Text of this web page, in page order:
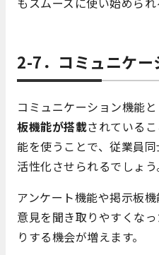
2-7．コミュニケー
コミュニケーション機能
板機能が搭載されている
能を使うことで、従業員
活性化させられるでしょう
アンケート機能や掲示板
意見を聞き取りやすくな
りする機会が増えます。